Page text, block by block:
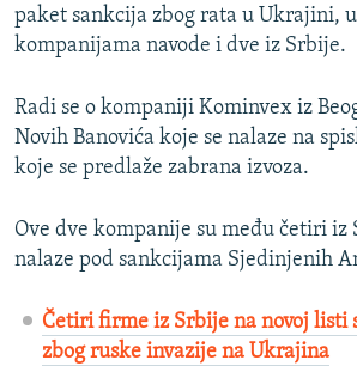
NASTANAK I RASPAD JUGOSLAVIJE
paket sankcija zbog rata u Ukrajini,
kompanijama navode i dve iz Srbije.
Radi se o kompaniji Kominvex iz
Novih Banovića koje se nalaze na
koje se predlaže zabrana izvoza.
Ove dve kompanije su među četiri iz
nalaze pod sankcijama Sjedinjenih
Četiri firme iz Srbije na novoj listi
zbog ruske invazije na Ukrajina